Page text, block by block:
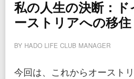
私の人生の決断：
ーストリアへの移住
BY HADO LIFE CLUB MANAGER
今回は、これからオースト